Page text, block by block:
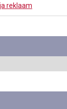
reklaam